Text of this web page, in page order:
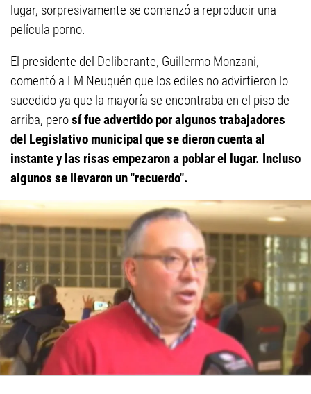
lugar, sorpresivamente se comenzó a reproducir una
película porno.
El presidente del Deliberante, Guillermo Monzani,
comentó a LM Neuquén que los ediles no advirtieron lo
sucedido ya que la mayoría se encontraba en el piso de
arriba, perosí fue advertido por algunos trabajadores
del Legislativo municipal que se dieron cuenta al
instante y las risas empezaron a poblar el lugar. Incluso
algunos se llevaron un "recuerdo".